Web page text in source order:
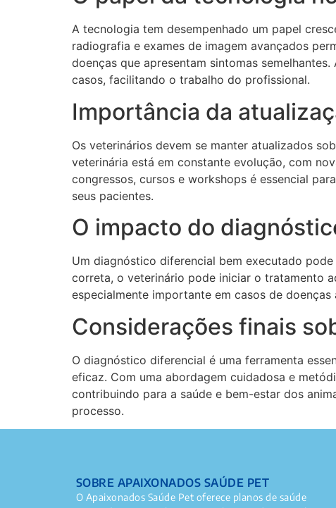
A tecnologia tem desempenhado um papel
radiografia e exames de imagem avançados
doenças que apresentam sintomas
casos, facilitando o trabalho do profissional.
Importância da
Os veterinários devem se manter atualizados
veterinária está em constante evolução, com
congressos, cursos e workshops é essencial
seus pacientes.
O impacto do
Um diagnóstico diferencial bem executado
correta, o veterinário pode iniciar o tratamento
especialmente importante em casos de
Considerações finais
O diagnóstico diferencial é uma ferramenta
eficaz. Com uma abordagem cuidadosa e
contribuindo para a saúde e bem-estar dos
processo.
SOBRE APAIXONADOS SAÚDE PET
O Apaixonados Saúde Pet oferece planos de saúde